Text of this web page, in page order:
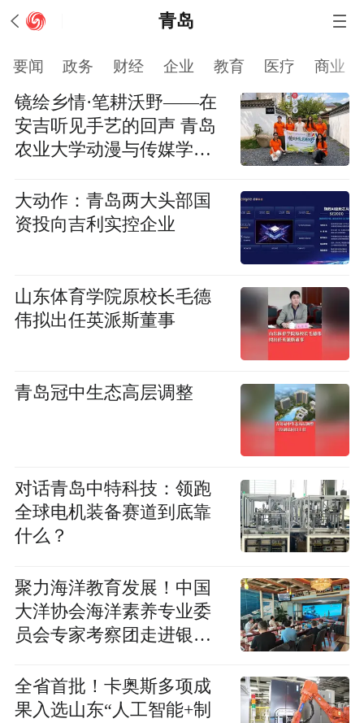
青岛
要闻 政务 财经 企业 教育 医疗 商业
镜绘乡情·笔耕沃野——在
安吉听见手艺的回声 青岛
农业大学动漫与传媒学
赴浙江乡韵非遗影像文创
实践团”
大动作：青岛两大头部国
资投向吉利实控企业
山东体育学院原校长毛德
伟拟出任英派斯董事
青岛冠中生态高层调整
对话青岛中特科技：领跑
全球电机装备赛道到底靠
什么？
聚力海洋教育发展！中国
大洋协会海洋素养专业委
员会专家考察团走进银海
全省首批！卡奥斯多项成
果入选山东“人工智能+制